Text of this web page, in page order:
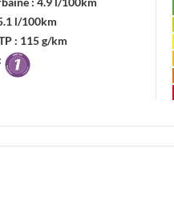
l/100km
: 115 g/km